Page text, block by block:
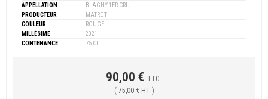
APPELLATION
BLAGNY 1ER CRU
PRODUCTEUR
MATROT
COULEUR
ROUGE
MILLÉSIME
2021
CONTENANCE
75 CL
90,00 € TTC
( 75,00 € HT )